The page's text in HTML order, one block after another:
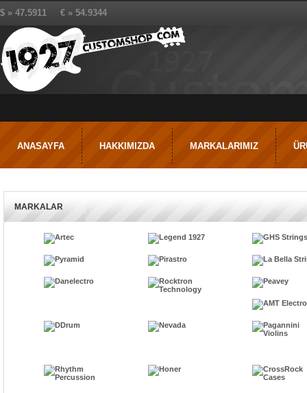
$ » 47.5911 € » 54.9344
ANASAYFA HAKKIMIZDA MARKALARIMIZ
MARKALAR